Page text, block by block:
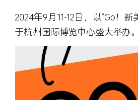
2024年9月11-12日 ，以“Go！新
于杭州国际博览中心盛大举办。